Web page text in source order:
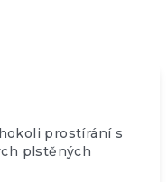
prostírání s
plstěných